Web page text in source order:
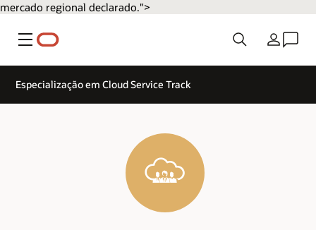
mercado regional declarado.">
Menu País
Especialização em Cloud Service Track